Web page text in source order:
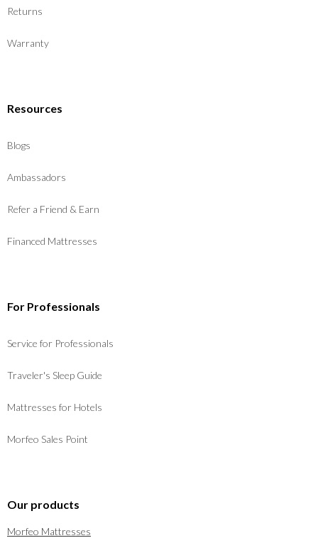
Returns
Warranty
Resources
Blogs
Ambassadors
Refer a Friend & Earn
Financed Mattresses
For Professionals
Service for Professionals
Traveler's Sleep Guide
Mattresses for Hotels
Morfeo Sales Point
Our products
Morfeo Mattresses